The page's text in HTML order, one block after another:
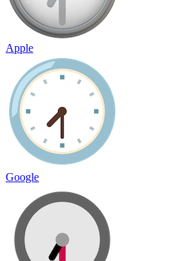
Apple
Google